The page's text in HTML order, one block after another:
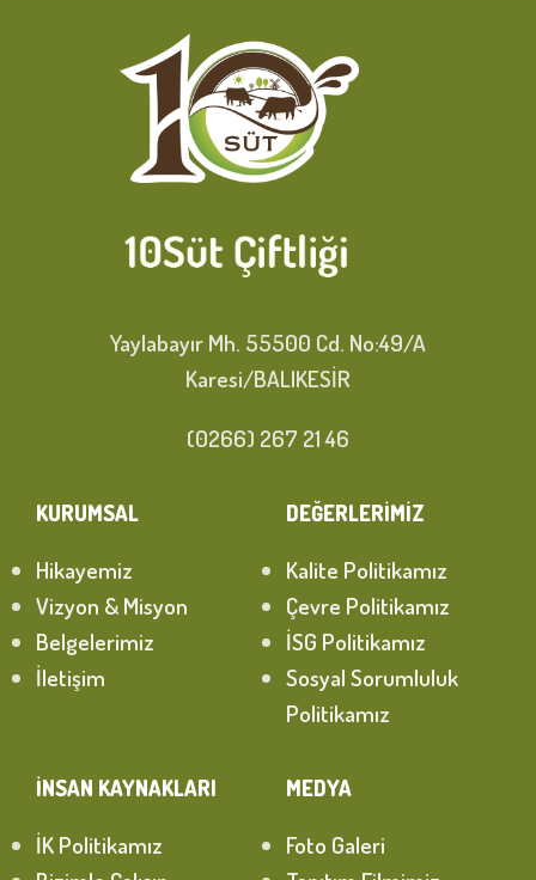
Yaylabayır Mh. 55500 Cd. No:49/A
Karesi/BALIKESİR
(0266) 267 21 46
KURUMSAL
Hikayemiz
Vizyon & Misyon
Belgelerimiz
İletişim
DEĞERLERİMİZ
Kalite Politikamız
Çevre Politikamız
İSG Politikamız
Sosyal Sorumluluk
Politikamız
İNSAN KAYNAKLARI
İK Politikamız
MEDYA
Foto Galeri